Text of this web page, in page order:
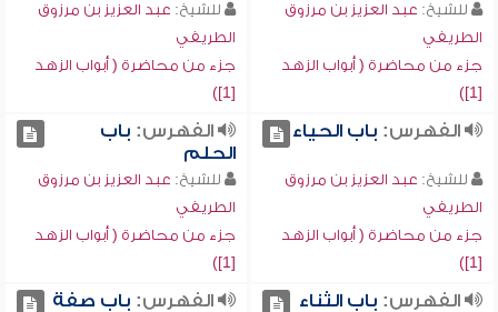
للشيخ: عبد العزيز بن مرزوق
الطريفي
جزء من محاضرة ( أبواب الزهد
[1])
للشيخ: عبد العزيز بن مرزوق
الطريفي
جزء من محاضرة ( أبواب الزهد
[1])
الفهرس: باب الحياء
للشيخ: عبد العزيز بن مرزوق
الطريفي
جزء من محاضرة ( أبواب الزهد
[1])
الفهرس: باب
الحلم
للشيخ: عبد العزيز بن مرزوق
الطريفي
جزء من محاضرة ( أبواب الزهد
[1])
الفهرس: باب الثناء
الفهرس: باب صفة